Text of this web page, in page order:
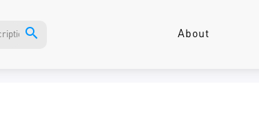
search About